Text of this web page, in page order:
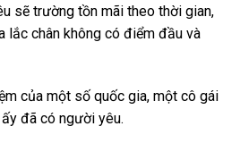
sẽ trường tồn mãi theo thời gian,
lắc chân không có điểm đầu và
của một số quốc gia, một cô gái
đã có người yêu.